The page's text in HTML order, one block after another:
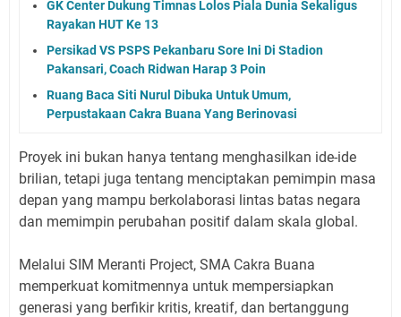
GK Center Dukung Timnas Lolos Piala Dunia Sekaligus
Rayakan HUT Ke 13
Persikad VS PSPS Pekanbaru Sore Ini Di Stadion
Pakansari, Coach Ridwan Harap 3 Poin
Ruang Baca Siti Nurul Dibuka Untuk Umum,
Perpustakaan Cakra Buana Yang Berinovasi
Proyek ini bukan hanya tentang menghasilkan ide-ide
brilian, tetapi juga tentang menciptakan pemimpin masa
depan yang mampu berkolaborasi lintas batas negara
dan memimpin perubahan positif dalam skala global.
Melalui SIM Meranti Project, SMA Cakra Buana
memperkuat komitmennya untuk mempersiapkan
generasi yang berfikir kritis, kreatif, dan bertanggung